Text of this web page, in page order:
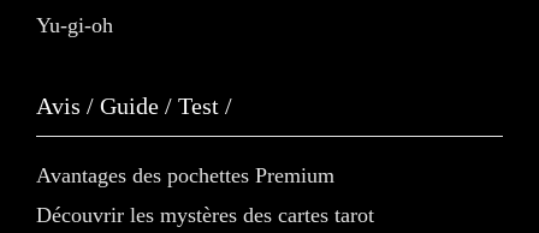
Yu-gi-oh
Avis / Guide / Test /
Avantages des pochettes Premium
Découvrir les mystères des cartes tarot